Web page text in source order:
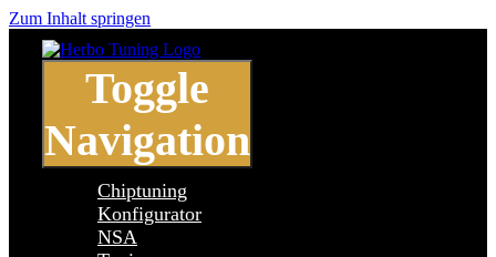
Zum Inhalt springen
Toggle
Navigation
Chiptuning
Konfigurator
NSA